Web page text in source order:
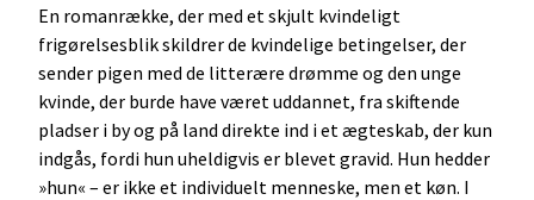
En romanrække, der med et skjult kvindeligt
frigørelsesblik skildrer de kvindelige betingelser, der
sender pigen med de litterære drømme og den unge
kvinde, der burde have været uddannet, fra skiftende
pladser i by og på land direkte ind i et ægteskab, der kun
indgås, fordi hun uheldigvis er blevet gravid. Hun hedder
»hun« – er ikke et individuelt menneske, men et køn. I